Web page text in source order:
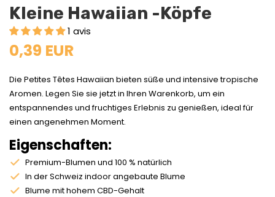
Kleine Hawaiian -Köpfe
1 avis
0,39 EUR
Die Petites Têtes Hawaiian bieten süße und intensive tropische
Aromen. Legen Sie sie jetzt in Ihren Warenkorb, um ein
entspannendes und fruchtiges Erlebnis zu genießen, ideal für
einen angenehmen Moment.
Eigenschaften:
Premium-Blumen und 100 % natürlich
In der Schweiz indoor angebaute Blume
Blume mit hohem CBD-Gehalt